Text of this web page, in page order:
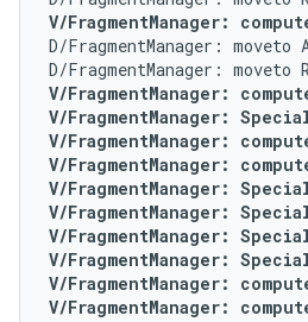
V/FragmentManager:
D/FragmentManager: moveto
V/FragmentManager:
V/FragmentManager:
V/FragmentManager:
V/FragmentManager:
V/FragmentManager:
V/FragmentManager:
V/FragmentManager:
V/FragmentManager:
V/FragmentManager:
V/FragmentManager: